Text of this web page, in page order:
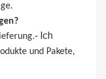
- Ich
und Pakete,